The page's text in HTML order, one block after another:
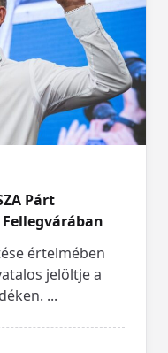
Párt
értelmében
jelöltje a
...